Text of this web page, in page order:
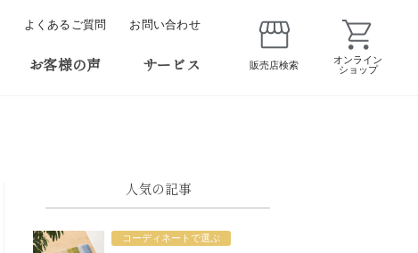
お客様の声 サービス
よくあるご質問 お問い合わせ
販売店検索
オンライン
ショップ
人気の記事
コーディネートで選ぶ